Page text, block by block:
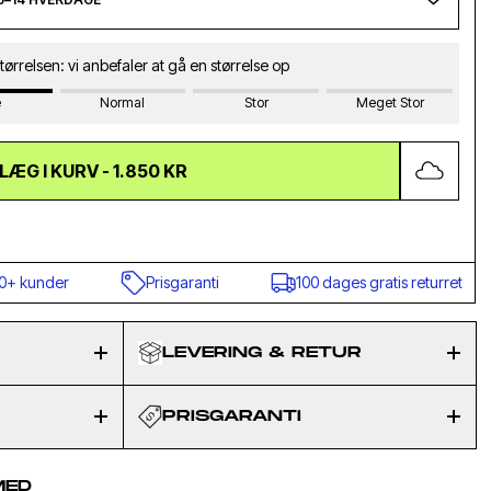
vi anbefaler at gå en størrelse op
Normal Stor Meget Stor
LÆG I KURV - 1.850 KR
Prisgaranti 100 dages gratis returret
LEVERING & RETUR
PRISGARANTI